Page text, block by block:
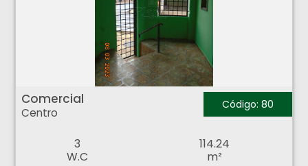
Comercial - Centro - Ribeirão Preto
Comercial
Centro
Código: 80
3
W.C
114.24
m²